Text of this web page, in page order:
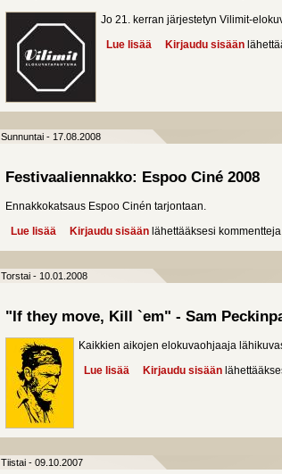
Jo 21. kerran järjestetyn Vilimit-
Lue lisää about Kuopion Vilimit
Kirjaudu sisään
Sunnuntai - 17.08.2008
Festivaaliennakko: Espoo Ciné 2008
Ennakkokatsaus Espoo Cinén tarjontaan.
Lue lisää about Festivaaliennakko: Espoo Ciné 2008
Kirjaudu sisään lähettääksesi kommentteja
Torstai - 10.01.2008
"If they move, Kill `em" - Sam
Kaikkien aikojen elokuvaohjaaja
Lue lisää about "If they move, Kill `em"
Kirjaudu sisään
Tiistai - 09.10.2007